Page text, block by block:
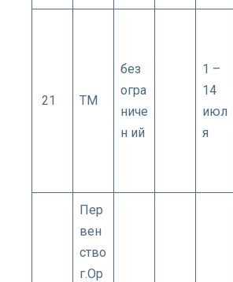
21 ТМ
без
огра
ниче
н ий
1 –
14
июл
я
Пер
вен
ство
г.Ор